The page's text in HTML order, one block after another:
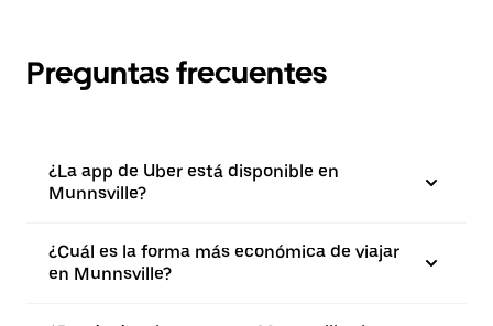
Preguntas frecuentes
¿La app de Uber está disponible en
Munnsville?
¿Cuál es la forma más económica de viajar
en Munnsville?